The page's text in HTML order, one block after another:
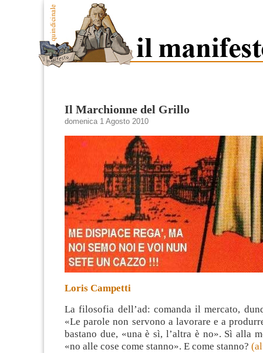
Il Marchionne del Grillo
domenica 1 Agosto 2010
Loris Campetti
La filosofia dell’ad: comanda il mercato,
«Le parole non servono a lavorare e a
bastano due, «una è sì, l’altra è no». Sì alla
«no alle cose come stanno». E come stanno?